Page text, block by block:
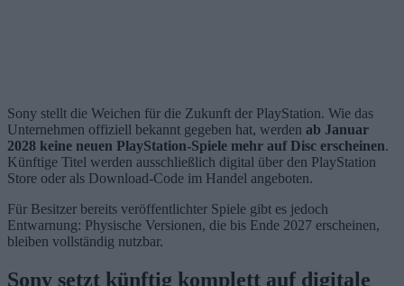
Sony stellt die Weichen für die Zukunft der PlayStation. Wie das
Unternehmen offiziell bekannt gegeben hat, werden ab Januar
2028 keine neuen PlayStation-Spiele mehr auf Disc erscheinen.
Künftige Titel werden ausschließlich digital über den PlayStation
Store oder als Download-Code im Handel angeboten.
Für Besitzer bereits veröffentlichter Spiele gibt es jedoch
Entwarnung: Physische Versionen, die bis Ende 2027 erscheinen,
bleiben vollständig nutzbar.
Sony setzt künftig komplett auf digitale